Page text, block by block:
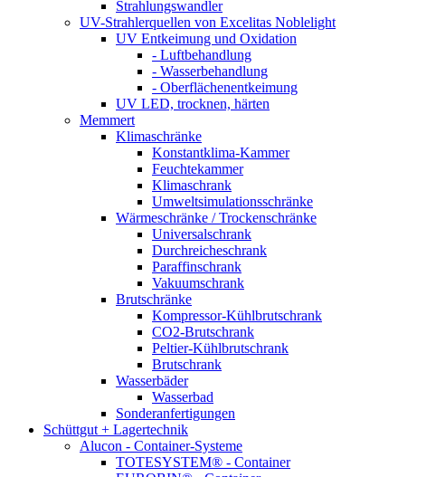
Strahlungswandler
UV-Strahlerquellen von Excelitas Noblelight
UV Entkeimung und Oxidation
- Luftbehandlung
- Wasserbehandlung
- Oberflächenentkeimung
UV LED, trocknen, härten
Memmert
Klimaschränke
Konstantklima-Kammer
Feuchtekammer
Klimaschrank
Umweltsimulationsschränke
Wärmeschränke / Trockenschränke
Universalschrank
Durchreicheschrank
Paraffinschrank
Vakuumschrank
Brutschränke
Kompressor-Kühlbrutschrank
CO2-Brutschrank
Peltier-Kühlbrutschrank
Brutschrank
Wasserbäder
Wasserbad
Sonderanfertigungen
Schüttgut + Lagertechnik
Alucon - Container-Systeme
TOTESYSTEM® - Container